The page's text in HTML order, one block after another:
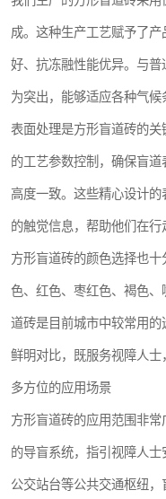
成。这种生产工艺赋予了
好、抗冻融性能优异。与
为突出，能够适应各种气候
表面处理是方形盲道砖的
的工艺参数控制，确保盲道
高度一致。这些精心设计
的触觉信息，帮助他们在行
方形盲道砖的颜色选择也
色、红色、枣红色、褐色
道砖是目前城市中较常用
鲜明对比，既服务视障人士
多方位的应用场景
方形盲道砖的应用范围非
的导盲系统，指引视障人士
公交站台等公共交通枢纽